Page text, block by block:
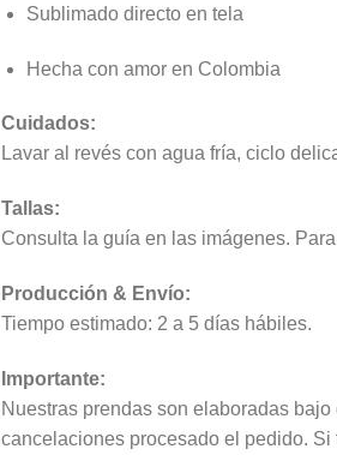
Sublimado directo en tela
Hecha con amor en Colombia
Cuidados:
Lavar al revés con agua fría, ciclo
Tallas:
Consulta la guía en las imágenes.
Producción & Envío:
Tiempo estimado: 2 a 5 días hábiles.
Importante:
Nuestras prendas son elaboradas
cancelaciones procesado el pedido.